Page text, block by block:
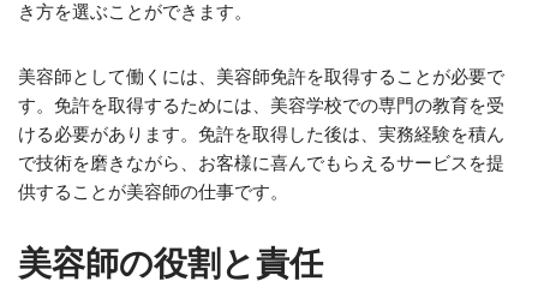
き方を選ぶことができます。
美容師として働くには、美容師免許を取得することが必要で
す。免許を取得するためには、美容学校での専門の教育を受
ける必要があります。免許を取得した後は、実務経験を積ん
で技術を磨きながら、お客様に喜んでもらえるサービスを提
供することが美容師の仕事です。
美容師の役割と責任